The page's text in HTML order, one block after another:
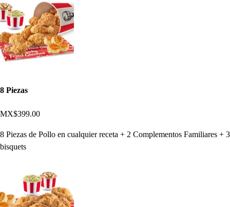
8 Piezas
MX$399.00
8 Piezas de Pollo en cualquier receta + 2 Complementos Familiares + 3
bisquets